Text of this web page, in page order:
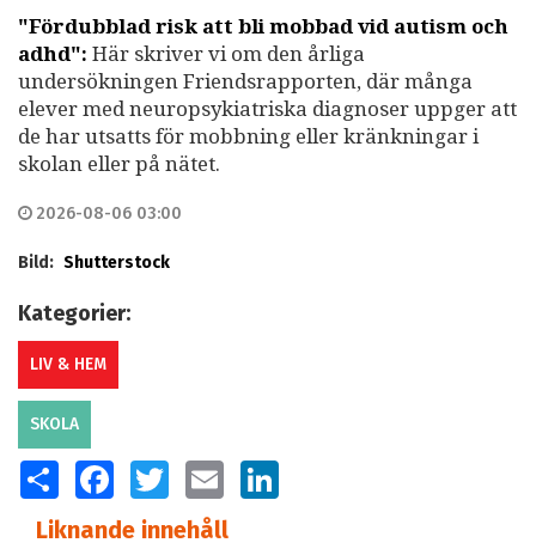
"Fördubblad risk att bli mobbad vid autism och
adhd": Här skriver vi om den årliga
undersökningen Friendsrapporten, där många
elever med neuropsykiatriska diagnoser uppger att
de har utsatts för mobbning eller kränkningar i
skolan eller på nätet.
2026-08-06 03:00
Bild: Shutterstock
Kategorier:
LIV & HEM
SKOLA
SHARE FACEBOOKTWITTER EMAIL
Liknande innehåll